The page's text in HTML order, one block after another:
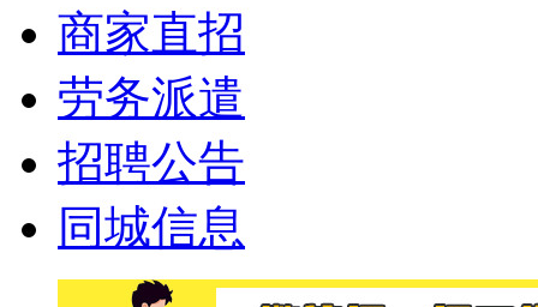
商家直招
劳务派遣
招聘公告
同城信息